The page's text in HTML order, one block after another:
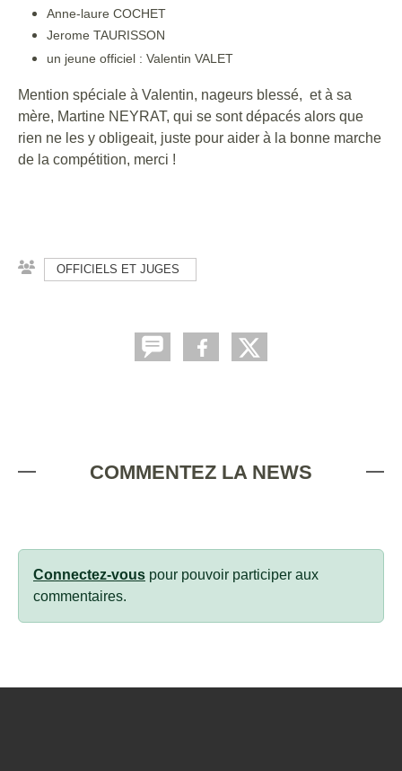
Anne-laure COCHET
Jerome TAURISSON
un jeune officiel : Valentin VALET
Mention spéciale à Valentin, nageurs blessé, et à sa
mère, Martine NEYRAT, qui se sont dépacés alors que
rien ne les y obligeait, juste pour aider à la bonne marche
de la compétition, merci !
OFFICIELS ET JUGES
COMMENTEZ LA NEWS
Connectez-vous pour pouvoir participer aux
commentaires.